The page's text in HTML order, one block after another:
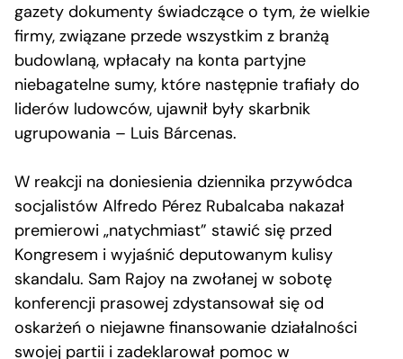
gazety dokumenty świadczące o tym, że wielkie
firmy, związane przede wszystkim z branżą
budowlaną, wpłacały na konta partyjne
niebagatelne sumy, które następnie trafiały do
liderów ludowców, ujawnił były skarbnik
ugrupowania – Luis Bárcenas.
W reakcji na doniesienia dziennika przywódca
socjalistów Alfredo Pérez Rubalcaba nakazał
premierowi „natychmiast” stawić się przed
Kongresem i wyjaśnić deputowanym kulisy
skandalu. Sam Rajoy na zwołanej w sobotę
konferencji prasowej zdystansował się od
oskarżeń o niejawne finansowanie działalności
swojej partii i zadeklarował pomoc w